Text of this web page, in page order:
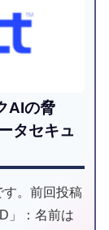
AIの脅
タセキュ
。前回投稿
」：名前は